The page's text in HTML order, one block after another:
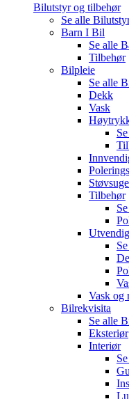
Bilutstyr og tilbehør
Se alle
Barn I Bil
Se alle
Tilbehør
Bilpleie
Se alle
Dekk
Vask
Tilbehør
Utvendig
Vask og
Bilrekvisita
Se alle
Eksteriør
Interiør